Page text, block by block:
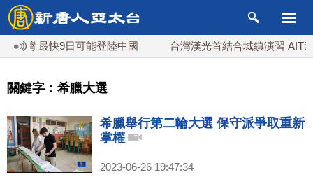
台灣 最快9日可能登陸中國 台灣漢光首結合城鎮演習 AIT連
關鍵字：希臘大選
希臘舉行第二輪大選 保守派爭取重新
掌權
2023-06-26 19:47:34